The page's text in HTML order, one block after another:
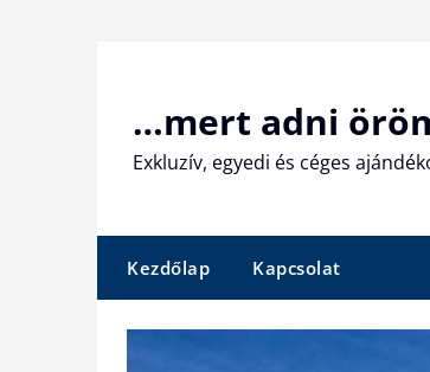
…mert adni
Exkluzív, egyedi és céges
Kezdőlap Kapcsolat